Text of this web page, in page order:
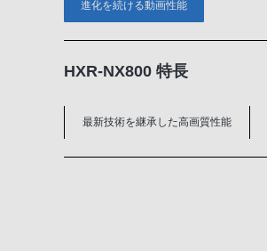
進化を続ける動画性能
HXR-NX800 特長
最新技術を継承した高画質性能